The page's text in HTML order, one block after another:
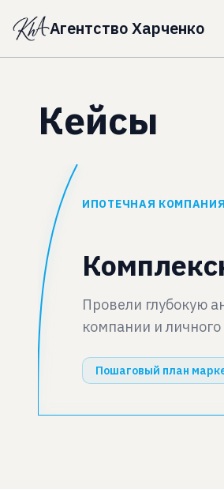
Агентство Харченко
Кейсы
ИПОТЕЧНАЯ КОМПАНИЯ
Провели глубокую
компании и
Пошаговый план